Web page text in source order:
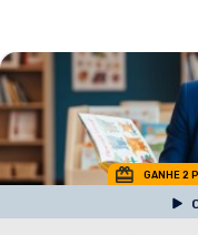
GANHE 2